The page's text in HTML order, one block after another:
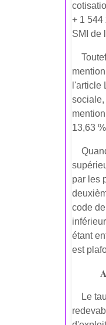
+ 1 544
SMI de
l'article
sociale,
13,63
par les
code
étant
est
Le